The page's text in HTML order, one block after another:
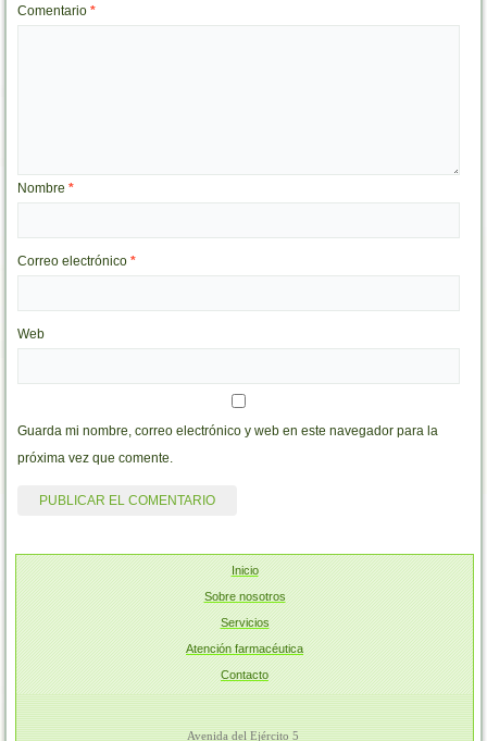
Comentario*
Nombre*
Correo electrónico*
Web
Guarda mi nombre, correo electrónico y web en este navegador para la
próxima vez que comente.
Inicio
Sobre nosotros
Servicios
Atención farmacéutica
Contacto
Avenida del Ejército 5